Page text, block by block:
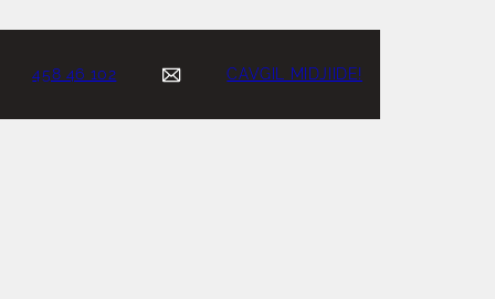
458 46 102 CAVGIL MIDJIIDE!